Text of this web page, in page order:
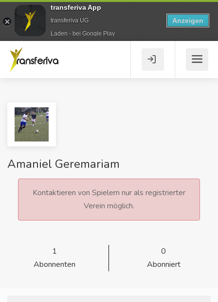
Amaniel Geremariam
Kontaktieren von Spielern nur als registrierter
Verein möglich.
1
Abonnenten
0
Abonniert
transferiva App
transferiva UG
Laden - bei Google Play
Anzeigen